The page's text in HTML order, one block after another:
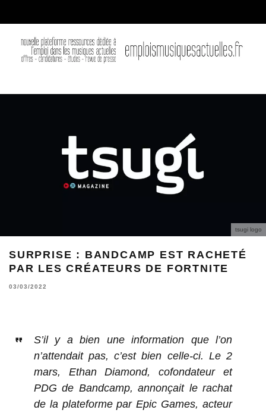
tsugi logo
SURPRISE : BANDCAMP EST RACHETÉ
PAR LES CRÉATEURS DE FORTNITE
03/03/2022
S’il y a bien une information que l’on
n’attendait pas, c’est bien celle-ci. Le 2
mars, Ethan Diamond, cofondateur et
PDG de Bandcamp, annonçait le rachat
de la plateforme par Epic Games, acteur